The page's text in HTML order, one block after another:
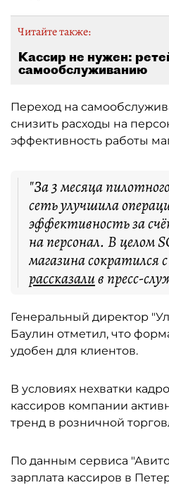
Читайте также:
Кассир не нужен:
самообслуживанию
Переход на
снизить расходы на
эффективность работы
"За 3 месяца
сеть улучшила
эффективность за
на персонал. В целом
магазина сократился
рассказалив пресс-
Генеральный директор
Баулин отметил, что
удобен для клиентов.
В условиях нехватки
кассиров компании
тренд в розничной
По данным сервиса
зарплата кассиров в